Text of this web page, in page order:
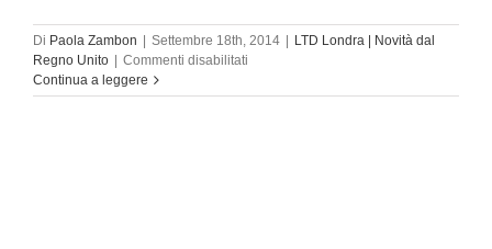
Di Paola Zambon Settembre 18th, 2014
LTD Londra | Novità dal
Regno Unito
Commenti disabilitati
le
Continua a leggere